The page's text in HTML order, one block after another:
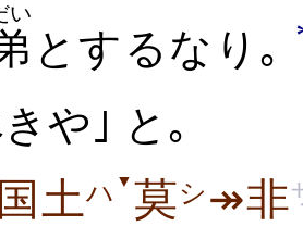
い
とするなり｡
や｣ と｡
土ハ ▼ 莫シ ↠非